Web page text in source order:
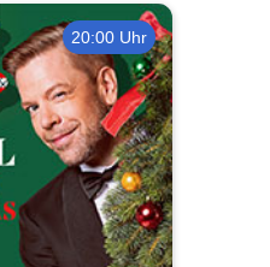
20:00 Uhr